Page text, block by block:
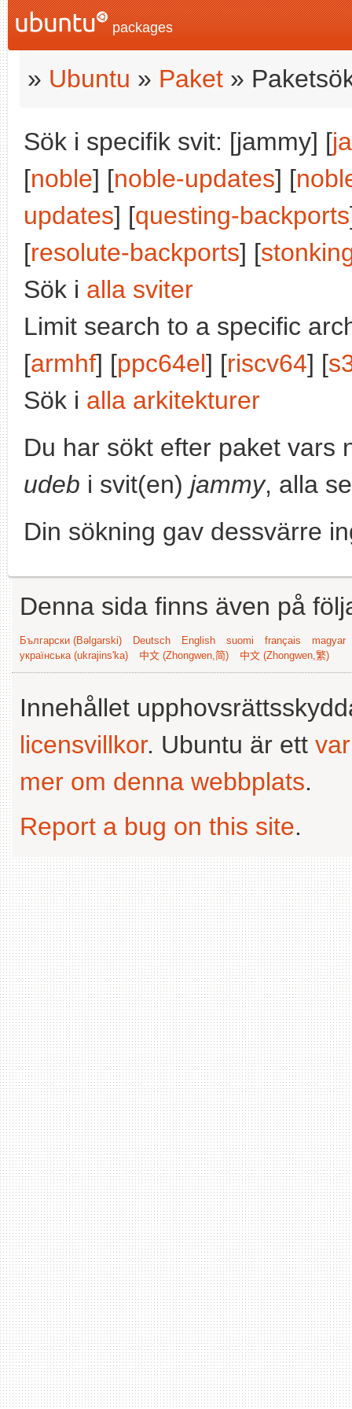
packages
» Ubuntu » Paket »
Sök i specifik svit: [jammy] [
[noble] [noble-updates] [
updates] [questing-backports
[resolute-backports] [
Sök i alla sviter
Limit search to a specific
[armhf] [ppc64el] [riscv64] [
Sök i alla arkitekturer
Du har sökt efter paket vars
udeb i svit(en) jammy, alla
Din sökning gav dessvärre
Denna sida finns även på
Български (Bəlgarski) Deutsch English suomi français
magyar
українська (ukrajins'ka)
中文 (Zhongwen,简) 中文 (Zhongwen,繁)
Innehållet
licensvillkor. Ubuntu är ett
mer om denna webbplats.
Report a bug on this site.